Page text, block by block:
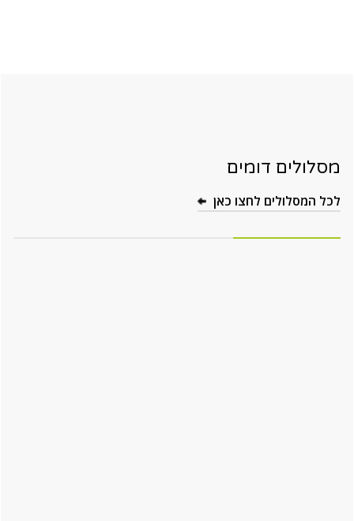
מסלולים דומים
לכל המסלולים לחצו כאן